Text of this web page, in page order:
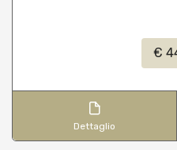
€
Dettaglio